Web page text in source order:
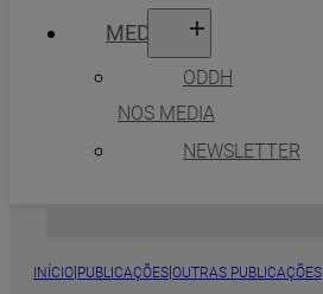
MEDIA
ODDH
NOS MEDIA
NEWSLETTER
INÍCIO|PUBLICAÇÕES|OUTRAS PUBLICAÇÕES